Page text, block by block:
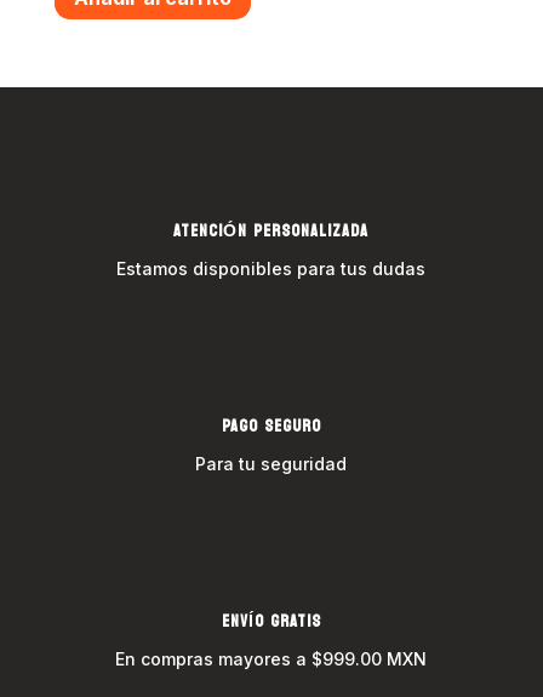
ATENCIÓN PERSONALIZADA
Estamos disponibles para tus dudas
PAGO SEGURO
Para tu seguridad
ENVÍO GRATIS
En compras mayores a $999.00 MXN